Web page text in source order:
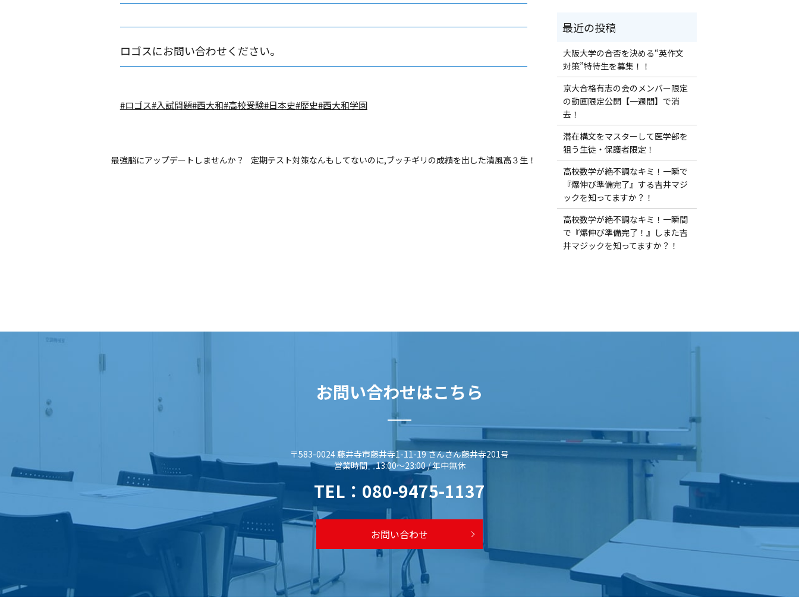
ロゴスにお問い合わせください。
#ロゴス#入試問題#西大和#高校受験#日本史#歴史#西大和学園
最強脳にアップデートしませんか？ 定期テスト対策なんもしてないのに,ブッチギリの成績を出した清風高３生！
大阪大学の合否を決める“英作文
対策”特待生を募集！！
京大合格有志の会のメンバー限定
の動画限定公開【一週間】で消
去！
潜在構文をマスターして医学部を
狙う生徒・保護者限定！
高校数学が絶不調なキミ！一瞬で
『爆伸び準備完了』する吉井マジ
ックを知ってますか？！
高校数学が絶不調なキミ！一瞬間
で『爆伸び準備完了！』しまた吉
井マジックを知ってますか？！
お問い合わせはこちら
〒583-0024 藤井寺市藤井寺1-11-19 さんさん藤井寺201号
営業時間 13:00～23:00 / 年中無休
TEL： 080-9475-1137
お問い合わせ